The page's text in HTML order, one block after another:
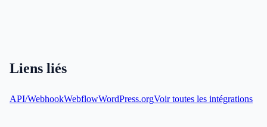
Liens liés
API/WebhookWebflowWordPress.orgVoir toutes les intégrations